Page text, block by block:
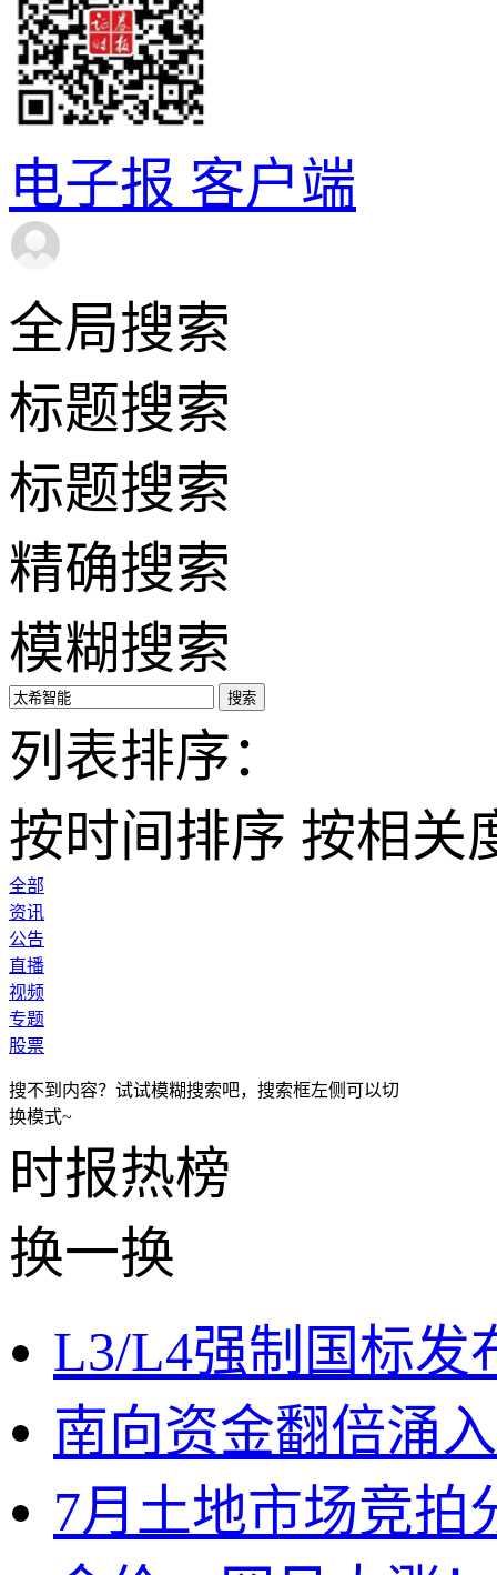
电子报 客户端
全局搜索
标题搜索
标题搜索
精确搜索
模糊搜索
搜索
列表排序：
按时间排序 按相关
全部
资讯
公告
直播
视频
专题
股票
搜不到内容？试试模糊搜索吧，搜索框左侧可以切
换模式~
时报热榜
换一换
L3/L4强制国标发
南向资金翻倍涌
7月土地市场竞拍